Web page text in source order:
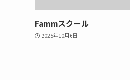
Fammスクール
2025年10月6日